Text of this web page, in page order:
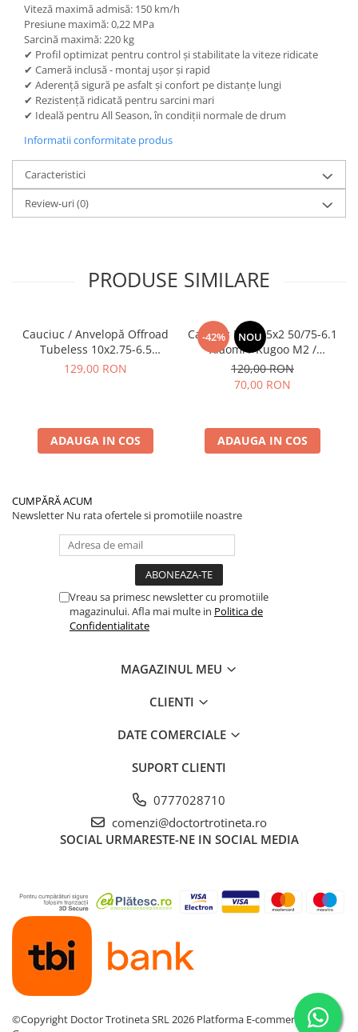
Viteză maximă admisă: 150 km/h
Presiune maximă: 0,22 MPa
Sarcină maximă: 220 kg
✔ Profil optimizat pentru control și stabilitate la viteze ridicate
✔ Cameră inclusă - montaj ușor și rapid
✔ Aderență sigură pe asfalt și confort pe distanțe lungi
✔ Rezistență ridicată pentru sarcini mari
✔ Ideală pentru All Season, în condiții normale de drum
Informatii conformitate produs
Caracteristici
Review-uri(0)
PRODUSE SIMILARE
Cauciuc / Anvelopă Offroad
Tubeless 10x2.75-6.5
KuKirin G2/G2 Master 2025
129,00 RON
ADAUGA IN COS
-42% NOU
Cauciuc Plin 8.5x2 50/75-6.1
Xiaomi / Kugoo M2 /
Ducati/Evergreen/Motus/
120,00 RON
70,00 RON
ADAUGA IN COS
CUMPĂRĂ ACUM
Newsletter Nu rata ofertele si promotiile noastre
Vreau sa primesc newsletter cu promotiile
magazinului. Afla mai multe in Politica de
Confidentialitate
MAGAZINUL MEU
CLIENTI
DATE COMERCIALE
SUPORT CLIENTI
0777028710
comenzi@doctortrotineta.ro
SOCIAL URMARESTE-NE IN SOCIAL MEDIA
©Copyright Doctor Trotineta SRL 2026 Platforma E-commerce by